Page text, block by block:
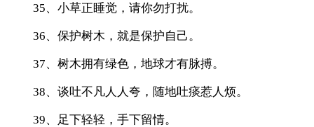
35、小草正睡觉，请你勿打扰。
36、保护树木，就是保护自己。
37、树木拥有绿色，地球才有脉搏。
38、谈吐不凡人人夸，随地吐痰惹人烦。
39、足下轻轻，手下留情。